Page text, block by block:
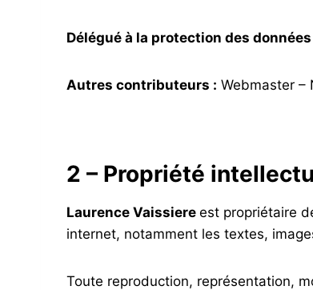
Délégué à la protection des données
Autres contributeurs : Webmaster –
2 – Propriété
Laurence Vaissiere est propriétaire
internet, notamment les textes,
Toute reproduction, représentation,